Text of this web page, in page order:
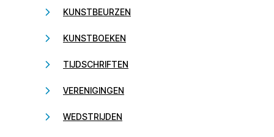
KUNSTBEURZEN
KUNSTBOEKEN
TIJDSCHRIFTEN
VERENIGINGEN
WEDSTRIJDEN